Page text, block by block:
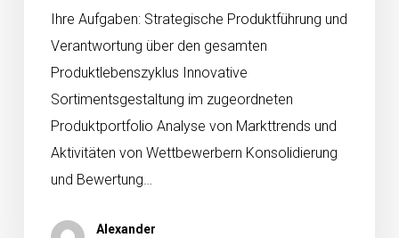
Ihre Aufgaben: Strategische Produktführung und
Verantwortung über den gesamten
Produktlebenszyklus Innovative
Sortimentsgestaltung im zugeordneten
Produktportfolio Analyse von Markttrends und
Aktivitäten von Wettbewerbern Konsolidierung
und Bewertung…
Alexander